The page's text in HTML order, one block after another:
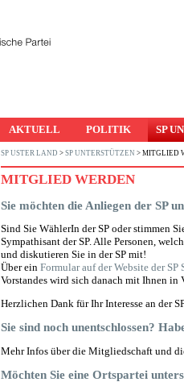
SP USTER LAND > SP UNTERSTÜTZEN > MITGLIED
AKTUELL POLITIK SP
MITGLIED WERDEN
Sie möch­ten die An­lie­gen der SP
Sind Sie Wäh­le­rIn der SP oder stim­men
Sym­pa­thi­sant der SP. Alle Per­so­nen,
und dis­ku­tie­ren Sie in der SP mit!
Über ein For­mu­lar auf der Web­site der SP
Vor­stan­des wird sich da­nach mit Ihnen in
Herz­li­chen Dank für Ihr In­ter­esse an der
Sie sind noch un­ent­schlos­sen?
Mehr Infos über die Mit­glied­schaft und
Möch­ten Sie eine Orts­par­tei